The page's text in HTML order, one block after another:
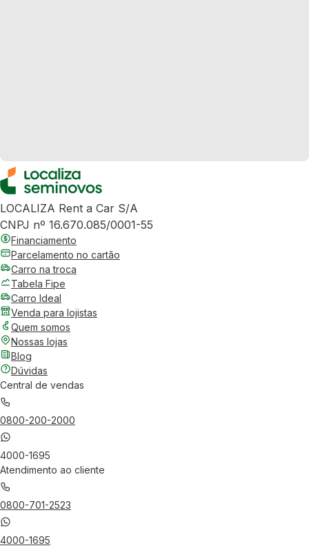
LOCALIZA Rent a Car S/A
CNPJ nº 16.670.085/0001-55
Financiamento
Parcelamento no cartão
Carro na troca
Tabela Fipe
Carro Ideal
Venda para lojistas
Quem somos
Nossas lojas
Blog
Dúvidas
Central de vendas
0800-200-2000
4000-1695
Atendimento ao cliente
0800-701-2523
4000-1695